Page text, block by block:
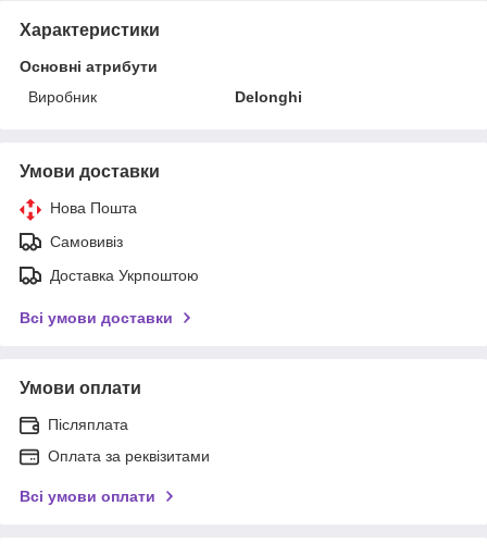
Характеристики
Основні атрибути
Виробник
Delonghi
Умови доставки
Нова Пошта
Самовивіз
Доставка Укрпоштою
Всі умови доставки
Умови оплати
Післяплата
Оплата за реквізитами
Всі умови оплати